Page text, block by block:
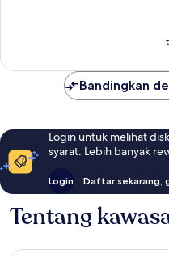
Bandingkan
Login untuk melihat
syarat. Lebih banyak
Login Daftar sekarang,
Tentang